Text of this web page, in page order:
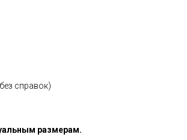
справок)
размерам.